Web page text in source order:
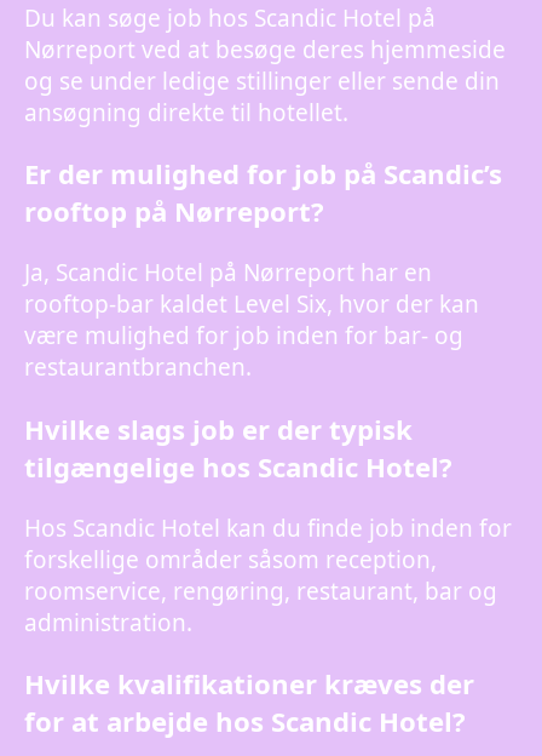
Du kan søge job hos Scandic Hotel på
Nørreport ved at besøge deres hjemmeside
og se under ledige stillinger eller sende din
ansøgning direkte til hotellet.
Er der mulighed for job på Scandic’s
rooftop på Nørreport?
Ja, Scandic Hotel på Nørreport har en
rooftop-bar kaldet Level Six, hvor der kan
være mulighed for job inden for bar- og
restaurantbranchen.
Hvilke slags job er der typisk
tilgængelige hos Scandic Hotel?
Hos Scandic Hotel kan du finde job inden for
forskellige områder såsom reception,
roomservice, rengøring, restaurant, bar og
administration.
Hvilke kvalifikationer kræves der
for at arbejde hos Scandic Hotel?